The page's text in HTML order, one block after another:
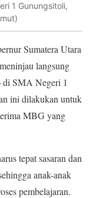
1 Gunungsitoli,
Sumatera Utara
langsung
SMA Negeri 1
ini dilakukan untuk
MBG yang
tepat sasaran dan
anak-anak
pembelajaran.